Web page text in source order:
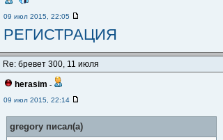
09 июл 2015, 22:05
РЕГИСТРАЦИЯ
Re: бревет 300, 11 июля
herasim -
09 июл 2015, 22:14
gregory писал(а)